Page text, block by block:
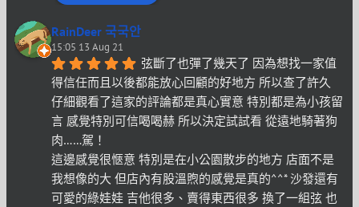
RainDeer 국국안
15:05 13 Aug 21
弦斷了也彈了幾天了 因為想找一家值
得信任而且以後都能放心回顧的好地方 所以查了許久
仔細觀看了這家的評論都是真心實意 特別都是為小孩留
言 感覺特別可信喝喝赫 所以決定試試看 從遠地騎著狗
肉……駕！
這邊感覺很愜意 特別是在小公園散步的地方 店面不是
我想像的大 但店內有股溫煦的感覺是真的^^* 沙發還有
可愛的綠娃娃 吉他很多、賣得東西很多 換了一組弦 也